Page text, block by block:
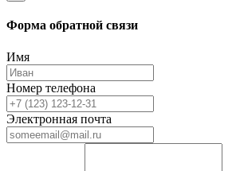
Форма обратной связи
Имя
Номер телефона
Электронная почта